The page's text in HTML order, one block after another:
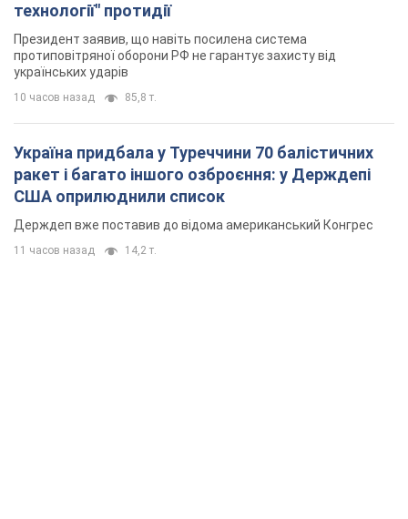
технології" протидії
Президент заявив, що навіть посилена система
протиповітряної оборони РФ не гарантує захисту від
українських ударів
10 часов назад 85,8 т.
Україна придбала у Туреччини 70 балістичних
ракет і багато іншого озброєння: у Держдепі
США оприлюднили список
Держдеп вже поставив до відома американський Конгрес
11 часов назад 14,2 т.